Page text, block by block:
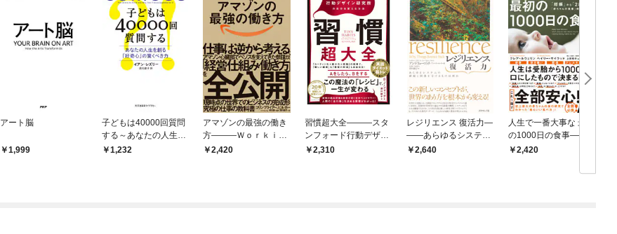
アート脳
1,999
子どもは40000回質問
する～あなたの人生を
創る「好奇心」の驚く
1,232
アマゾンの最強の働き
方―――Ｗｏｒｋｉｎ
ｇ Ｂａｃｋｗａｒｄ
2,420
習慣超大全―――スタ
ンフォード行動デザイ
ン研究所の自分を変え
2,310
レジリエンス 復活力―
――あらゆるシステム
の破綻と回復を分ける
2,640
人生で一番大事な 最初
の1000日の食事―――
「妊娠」から「２歳」
2,420